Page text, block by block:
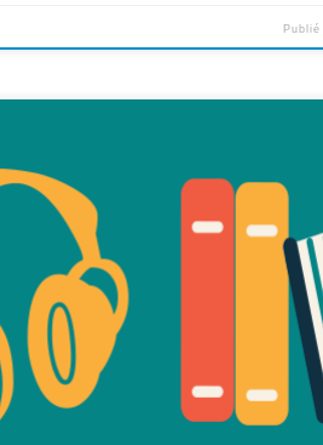
et de liens qui vous permettent d’accéder
jeux pour faire passer le temps ! Profitez-en
: * 10 BD offertes à lire en ligne (Boule et